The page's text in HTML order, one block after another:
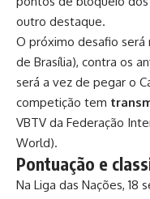
outro destaque.
O próximo desafio será
de Brasília), contra os
será a vez de pegar o
competição tem
VBTV da Federação
World).
Pontuação e
Na Liga das Nações, 18